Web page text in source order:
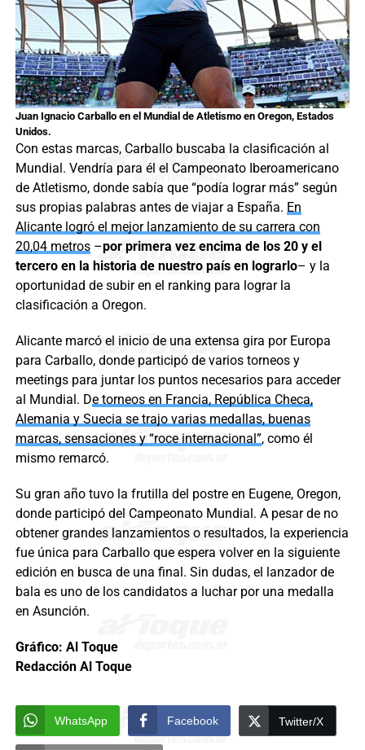
Juan Ignacio Carballo en el Mundial de Atletismo en Oregon, Estados
Unidos.
Con estas marcas, Carballo buscaba la clasificación al
Mundial. Vendría para él el Campeonato Iberoamericano
de Atletismo, donde sabía que “podía lograr más” según
sus propias palabras antes de viajar a España. En
Alicante logró el mejor lanzamiento de su carrera con
20,04 metros–por primera vez encima de los 20 y el
tercero en la historia de nuestro país en lograrlo– y la
oportunidad de subir en el ranking para lograr la
clasificación a Oregon.
Alicante marcó el inicio de una extensa gira por Europa
para Carballo, donde participó de varios torneos y
meetings para juntar los puntos necesarios para acceder
al Mundial. De torneos en Francia, República Checa,
Alemania y Suecia se trajo varias medallas, buenas
marcas, sensaciones y “roce internacional”, como él
mismo remarcó.
Su gran año tuvo la frutilla del postre en Eugene, Oregon,
donde participó del Campeonato Mundial. A pesar de no
obtener grandes lanzamientos o resultados, la experiencia
fue única para Carballo que espera volver en la siguiente
edición en busca de una final. Sin dudas, el lanzador de
bala es uno de los candidatos a luchar por una medalla
en Asunción.
Gráfico: Al Toque
Redacción Al Toque
WhatsApp Facebook Twitter/X